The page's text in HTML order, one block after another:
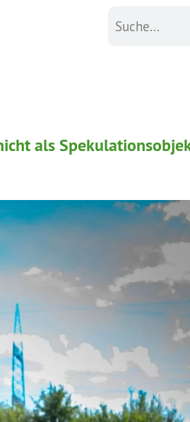
als